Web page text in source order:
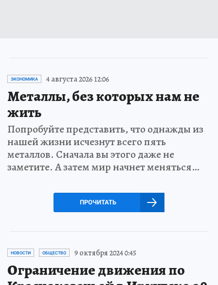
ЭКОНОМИКА 4 августа 2026 12:06
Металлы, без которых нам не
жить
Попробуйте представить, что однажды из
нашей жизни исчезнут всего пять
металлов. Сначала вы этого даже не
заметите. А затем мир начнет меняться…
ПРОЧИТАТЬ
НОВОСТИ ОБЩЕСТВО 9 октября 2024 0:45
Ограничение движения по